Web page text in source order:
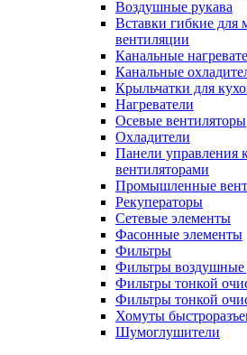
Воздушные рукава
Вставки гибкие для
вентиляции
Канальные
Канальные
Крыльчатки для
Нагреватели
Осевые вентиляторы
Охладители
Панели управления
вентиляторами
Промышленные
Рекуператоры
Сетевые элементы
Фасонные элементы
Фильтры
Фильтры воздушные
Фильтры тонкой
Фильтры тонкой
Хомуты
Шумоглушители